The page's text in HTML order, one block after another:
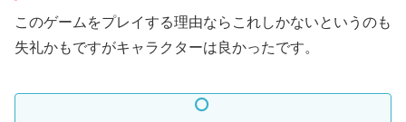
このゲームをプレイする理由ならこれしかないというのも
失礼かもですがキャラクターは良かったです。